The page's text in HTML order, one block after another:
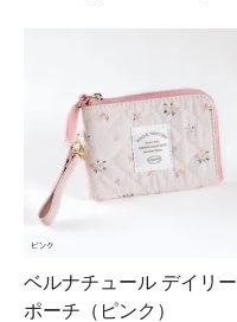
ベルナチュール デイリー
ポーチ（ピンク）